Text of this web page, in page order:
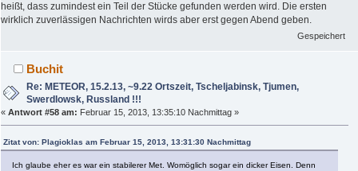
heißt, dass zumindest ein Teil der Stücke gefunden werden wird. Die ersten
wirklich zuverlässigen Nachrichten wirds aber erst gegen Abend geben.
Gespeichert
Buchit
Re: METEOR, 15.2.13, ~9.22 Ortszeit, Tscheljabinsk, Tjumen,
Swerdlowsk, Russland !!!
« Antwort #58 am: Februar 15, 2013, 13:35:10 Nachmittag »
Zitat von: Plagioklas am Februar 15, 2013, 13:31:30 Nachmittag
Ich glaube eher es war ein stabilerer Met. Womöglich sogar ein dicker Eisen. Denn